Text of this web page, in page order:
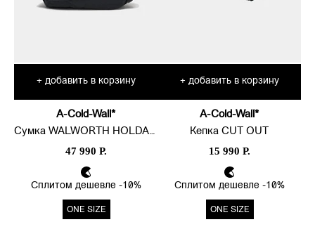
+ добавить в корзину
A-Cold-Wall*
Сумка WALWORTH HOLDALL
47 990 Р.
Сплитом дешевле -10%
ONE SIZE
+ добавить в корзину
A-Cold-Wall*
Кепка CUT OUT
15 990 Р.
Сплитом дешевле -10%
ONE SIZE